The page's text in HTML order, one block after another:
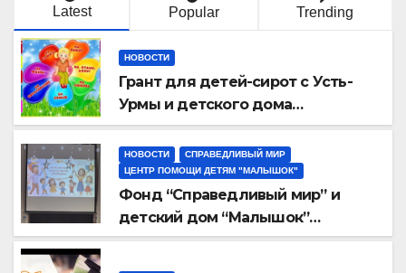
Latest Popular Trending
НОВОСТИ
Грант для детей-сирот с Усть-
Урмы и детского дома
“Малышок”
НОВОСТИ
СПРАВЕДЛИВЫЙ МИР
ЦЕНТР ПОМОЩИ ДЕТЯМ "МАЛЫШОК"
Фонд “Справедливый мир” и
детский дом “Малышок”
открыли центр новых